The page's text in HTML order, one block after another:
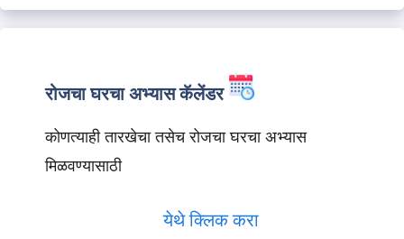
रोजचा घरचा अभ्यास कॅलेंडर
कोणत्याही तारखेचा तसेच रोजचा घरचा अभ्यास
मिळवण्यासाठी
येथे क्लिक करा